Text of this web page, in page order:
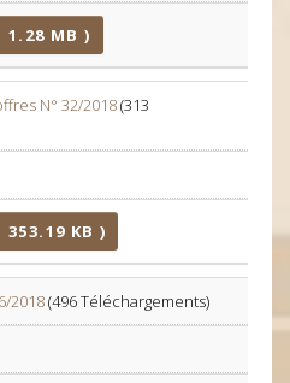
1.28 MB )
N° 32/2018(313
353.19 KB )
2018(496 Téléchargements)